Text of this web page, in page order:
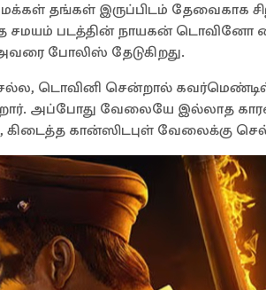
தங்கள் இருப்பிடம் தேவைகாக
சமயம் படத்தின் நாயகன் டொவினோ
போலிஸ் தேடுகிறது.
டொவினி சென்றால்
அப்போது வேலையே இல்லாத
கிடைத்த கான்ஸிடபுள் வேலைக்கு